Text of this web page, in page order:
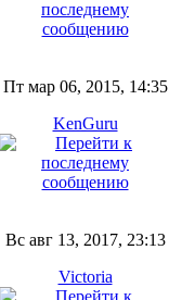
Пт мар 06, 2015, 14:35
KenGuru
Вс авг 13, 2017, 23:13
Victoria